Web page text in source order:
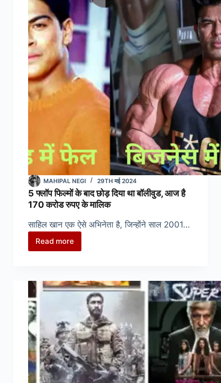
Biography
in
Hindi)
MAHIPAL NEGI 29TH मई 2024
5 फ्लॉप फिल्मों के बाद छोड़ दिया था बॉलीवुड, आज है
170 करोड रुपए के मालिक
साहिल खान एक ऐसे अभिनेता है, जिन्होंने साल 2001…
Read more
5
के
बाद
था
बॉलीवुड,
आज
है
170